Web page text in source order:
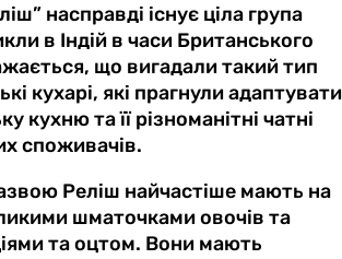
насправді існує ціла група
в Індій в часи Британського
що вигадали такий тип
кухарі, які прагнули адаптувати
кухню та її різноманітні чатні
споживачів.
Реліш найчастіше мають на
шматочками овочів та
та оцтом. Вони мають